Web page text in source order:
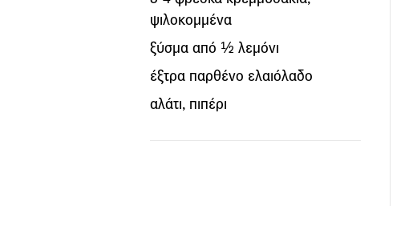
ψιλοκομμένα
ξύσμα από ½ λεμόνι
έξτρα παρθένο ελαιόλαδο
αλάτι, πιπέρι